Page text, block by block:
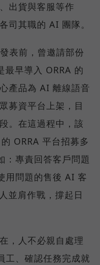
出貨與客服等作
司其職的 AI 團隊。
表前，曾邀請部份
早導入 ORRA 的
產品為 AI 離線語音
募資平台上架，目
。在這過程中，該
ORRA 平台招募多
：專責回答客戶問題
用問題的售後 AI 客
並肩作戰，撐起日
，人不必親自處理
工、確認任務完成就